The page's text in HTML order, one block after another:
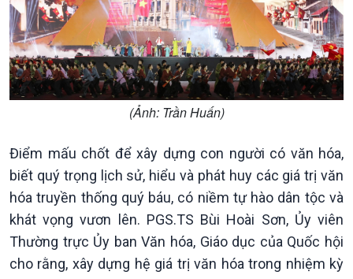
Văn hoá & Du lịch
Tin Văn hoá & Du lịch
Chát với người nổi tiếng
Multimedia
Ảnh
Video
(Ảnh: Trần Huấn)
Điểm mấu chốt để xây dựng con người có văn hóa,
biết quý trọng lịch sử, hiểu và phát huy các giá trị văn
hóa truyền thống quý báu, có niềm tự hào dân tộc và
khát vọng vươn lên. PGS.TS Bùi Hoài Sơn, Ủy viên
Thường trực Ủy ban Văn hóa, Giáo dục của Quốc hội
cho rằng, xây dựng hệ giá trị văn hóa trong nhiệm kỳ